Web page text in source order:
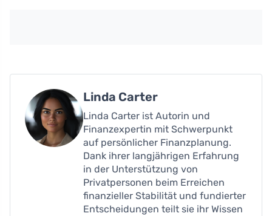
Linda Carter
Linda Carter ist Autorin und
Finanzexpertin mit Schwerpunkt
auf persönlicher Finanzplanung.
Dank ihrer langjährigen Erfahrung
in der Unterstützung von
Privatpersonen beim Erreichen
finanzieller Stabilität und fundierter
Entscheidungen teilt sie ihr Wissen